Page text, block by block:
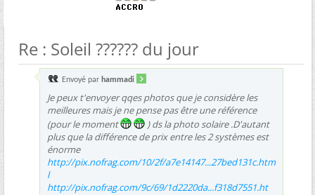
Re : Soleil ?????? du jour
Envoyé par hammadi
Je peux t'envoyer qqes photos que je considère les
meilleures mais je ne pense pas être une référence
(pour le moment
) ds la photo solaire .D'autant
plus que la différence de prix entre les 2 systèmes est
énorme
http://pix.nofrag.com/10/2f/a7e14147...27bed131c.htm
l
http://pix.nofrag.com/9c/69/1d2220da...f318d7551.ht